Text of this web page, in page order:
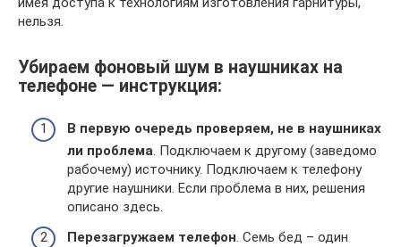
нельзя.
Убираем фоновый шум в наушниках на
телефоне — инструкция:
В первую очередь проверяем, не в наушниках
ли проблема. Подключаем к другому (заведомо
рабочему) источнику. Подключаем к телефону
другие наушники. Если проблема в них, решения
описано здесь.
Перезагружаем телефон . Семь бед – один